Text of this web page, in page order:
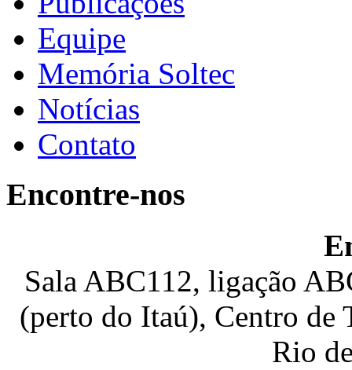
Equipe
Memória Soltec
Notícias
Contato
Encontre-nos
Sala ABC112, ligação
(perto do Itaú), Centro de
Rio